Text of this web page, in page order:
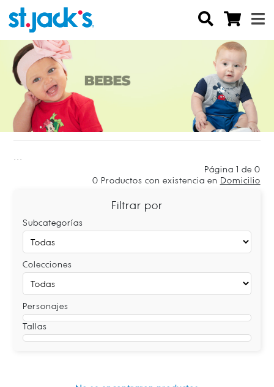
Página 1 de 0
0 Productos con existencia en Domicilio
Filtrar por
Subcategorías
Colecciones
Personajes
Tallas